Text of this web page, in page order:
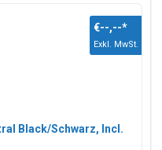
Black/Schwarz, Incl.
€--,--*
Exkl. MwSt.